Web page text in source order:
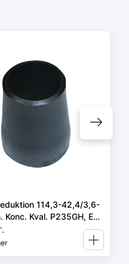
114,3-42,4/3,6-
Konc. Kval. P235GH, EN
rk2 type B